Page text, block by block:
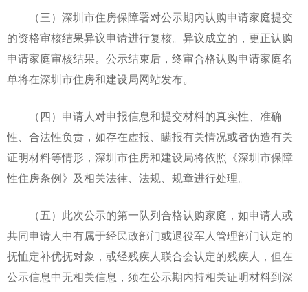
（三）深圳市住房保障署对公示期内认购申请家庭提交
的资格审核结果异议申请进行复核。异议成立的，更正认购
申请家庭审核结果。公示结束后，终审合格认购申请家庭名
单将在深圳市住房和建设局网站发布。
（四）申请人对申报信息和提交材料的真实性、准确
性、合法性负责，如存在虚报、瞒报有关情况或者伪造有关
证明材料等情形，深圳市住房和建设局将依照《深圳市保障
性住房条例》及相关法律、法规、规章进行处理。
（五）此次公示的第一队列合格认购家庭，如申请人或
共同申请人中有属于经民政部门或退役军人管理部门认定的
抚恤定补优抚对象，或经残疾人联合会认定的残疾人，但在
公示信息中无相关信息，须在公示期内持相关证明材料到深